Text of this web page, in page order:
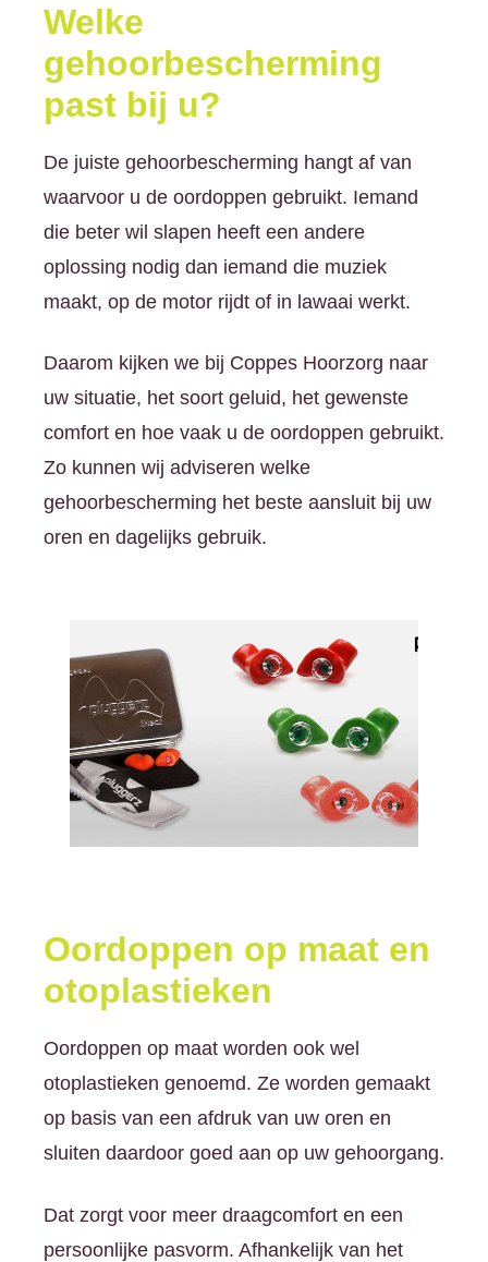
Welke
gehoorbescherming
past bij u?
De juiste gehoorbescherming hangt af van
waarvoor u de oordoppen gebruikt. Iemand
die beter wil slapen heeft een andere
oplossing nodig dan iemand die muziek
maakt, op de motor rijdt of in lawaai werkt.
Daarom kijken we bij Coppes Hoorzorg naar
uw situatie, het soort geluid, het gewenste
comfort en hoe vaak u de oordoppen gebruikt.
Zo kunnen wij adviseren welke
gehoorbescherming het beste aansluit bij uw
oren en dagelijks gebruik.
Oordoppen op maat en
otoplastieken
Oordoppen op maat worden ook wel
otoplastieken genoemd. Ze worden gemaakt
op basis van een afdruk van uw oren en
sluiten daardoor goed aan op uw gehoorgang.
Dat zorgt voor meer draagcomfort en een
persoonlijke pasvorm. Afhankelijk van het